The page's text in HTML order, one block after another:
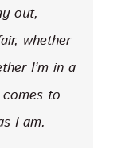
out,
whether
I’m in a
to
I am.